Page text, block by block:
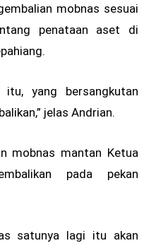
mobnas sesuai
penataan aset di
itu, yang bersangkutan
jelas Andrian.
mobnas mantan Ketua
pada pekan
satunya lagi itu akan